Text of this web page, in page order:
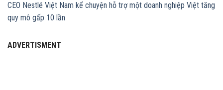
CEO Nestlé Việt Nam kể chuyện hỗ trợ một doanh nghiệp Việt tăng
quy mô gấp 10 lần
ADVERTISMENT